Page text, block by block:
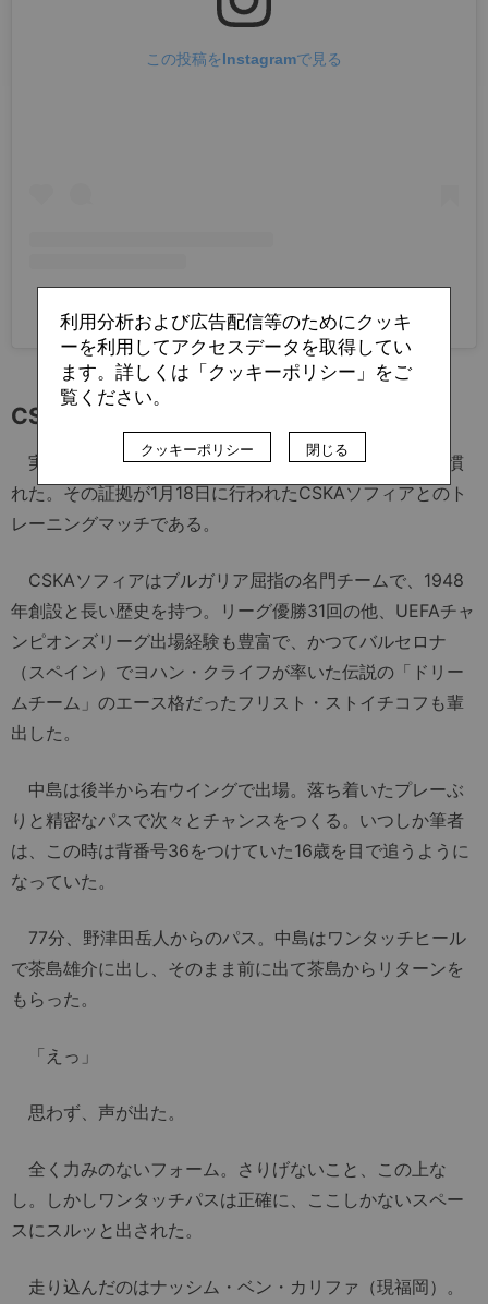
この投稿をInstagramで見る
サンフレッチェ広島(@sanfrecce.official)がシェアした投稿
CSKA戦77分。「えっ」思わず、声が出た
実際、彼はかなり早いスピードで、プロのスピードに慣
れた。その証拠が1月18日に行われたCSKAソフィアとのト
レーニングマッチである。
CSKAソフィアはブルガリア屈指の名門チームで、1948
年創設と長い歴史を持つ。リーグ優勝31回の他、UEFAチャ
ンピオンズリーグ出場経験も豊富で、かつてバルセロナ
（スペイン）でヨハン・クライフが率いた伝説の「ドリー
ムチーム」のエース格だったフリスト・ストイチコフも輩
出した。
中島は後半から右ウイングで出場。落ち着いたプレーぶ
りと精密なパスで次々とチャンスをつくる。いつしか筆者
は、この時は背番号36をつけていた16歳を目で追うように
なっていた。
77分、野津田岳人からのパス。中島はワンタッチヒール
で茶島雄介に出し、そのまま前に出て茶島からリターンを
もらった。
「えっ」
思わず、声が出た。
全く力みのないフォーム。さりげないこと、この上な
し。しかしワンタッチパスは正確に、ここしかないスペー
スにスルッと出された。
走り込んだのはナッシム・ベン・カリファ（現福岡）。
利用分析および広告配信等のためにクッキ
ーを利用してアクセスデータを取得してい
ます。詳しくは「クッキーポリシー」をご
覧ください。
クッキーポリシー 閉じる